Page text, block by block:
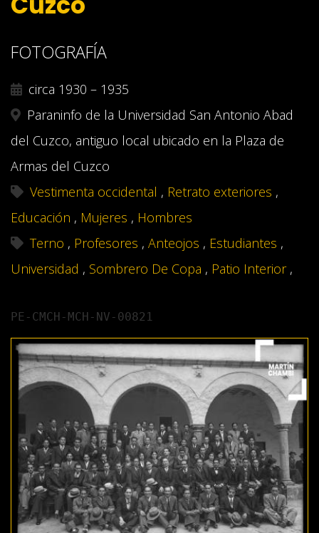
FOTOGRAFÍA
circa 1930 – 1935
Paraninfo de la Universidad San Antonio Abad
del Cuzco, antiguo local ubicado en la Plaza de
Armas del Cuzco
Vestimenta occidental , Retrato exteriores ,
Educación , Mujeres , Hombres
Terno , Profesores , Anteojos , Estudiantes ,
Universidad , Sombrero De Copa , Patio Interior,
PE-CMCH-MCH-NV-00821